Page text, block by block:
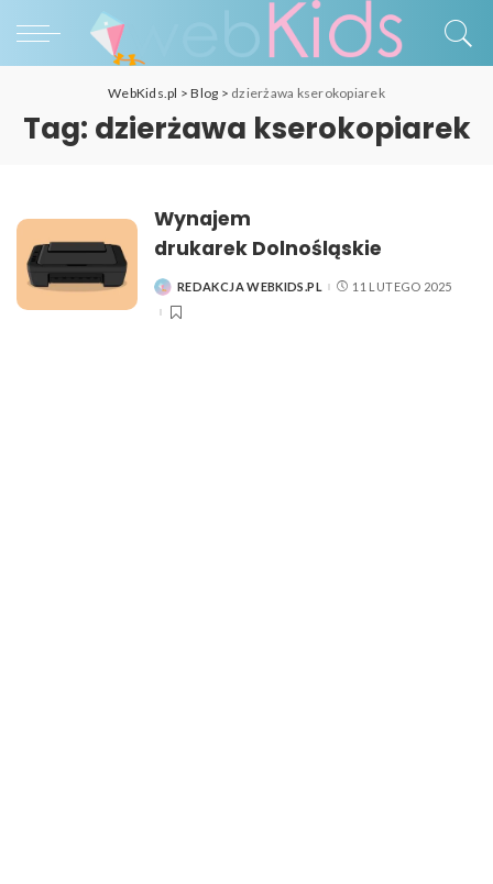
WebKids.pl >Blog > dzierżawa kserokopiarek
Tag: dzierżawa kserokopiarek
Wynajem
drukarek Dolnośląskie
POSTED
REDAKCJA WEBKIDS.PL 11 LUTEGO 2025